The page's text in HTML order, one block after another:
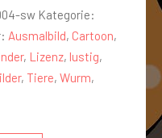
sw Kategorie:
Ausmalbild, Cartoon,
, Lizenz, lustig,
, Tiere, Wurm,